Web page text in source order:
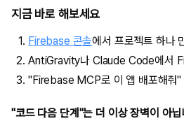
지금 바로 해보세요
Firebase 콘솔에서 프로젝트 하나
AntiGravity나 Claude Code에서
"Firebase MCP로 이 앱 배포해줘"
"코드 다음 단계"는 더 이상 장벽이 아닙